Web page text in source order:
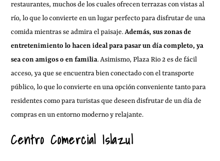
restaurantes, muchos de los cuales ofrecen terrazas con vistas al
río, lo que lo convierte en un lugar perfecto para disfrutar de una
comida mientras se admira el paisaje.Además, sus zonas de
entretenimiento lo hacen ideal para pasar un día completo, ya
sea con amigos o en familia. Asimismo, Plaza Rio 2 es de fácil
acceso, ya que se encuentra bien conectado con el transporte
público, lo que lo convierte en una opción conveniente tanto para
residentes como para turistas que deseen disfrutar de un día de
compras en un entorno moderno y relajante.
Centro Comercial Islazul